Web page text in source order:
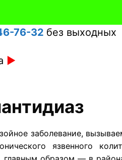
76-32 без выходных
►
заболевание,
язвенного